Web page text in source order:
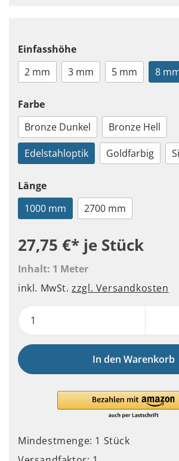
Einfasshöhe
2 mm
3 mm 5 mm 8
Farbe
Bronze Dunkel
Bronze Hell
Edelstahloptik
Goldfarbig
Länge
1000 mm
2700 mm
27,75 €* je Stück
Inhalt: 1 Meter
inkl. MwSt.zzgl. Versandkosten
In den Warenkorb
Mindestmenge: 1 Stück